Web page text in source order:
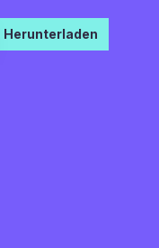
Herunterladen